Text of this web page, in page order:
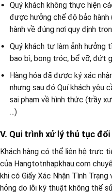
Quý khách không thực hiện
được hưởng chế độ bảo hành
hành về đúng nơi quy định
Quý khách tự làm ảnh hưởng
bao bì, bong tróc, bể vỡ, đứt
Hàng hóa đã được ký xác
nhưng sau đó Quí khách yêu
sai phạm về hình thức (trầy
…)
V. Qui trình xử lý thủ tục
Khách hàng có thể liên hệ trực
của Hangtotnhapkhau.com
khi có Giấy Xác Nhận Tình Trạng
hỏng do lỗi kỹ thuật không thể